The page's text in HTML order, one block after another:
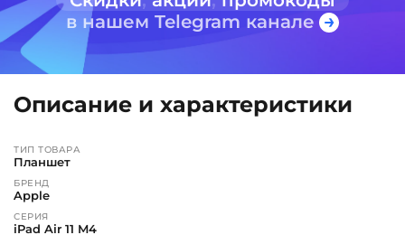
в нашем Telegram канале
Описание и характеристики
ТИП ТОВАРА
Планшет
БРЕНД
Apple
СЕРИЯ
iPad Air 11 M4